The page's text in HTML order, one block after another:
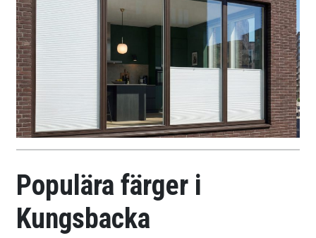
Populära färger i
Kungsbacka